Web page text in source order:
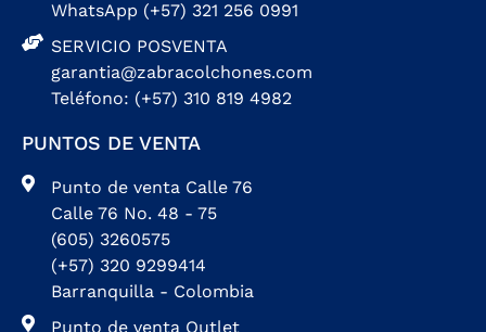
WhatsApp (+57) 321 256 0991
SERVICIO POSVENTA
garantia@zabracolchones.com
Teléfono: (+57) 310 819 4982
PUNTOS DE VENTA
Punto de venta Calle 76
Calle 76 No. 48 - 75
(605) 3260575
(+57) 320 9299414
Barranquilla - Colombia
Punto de venta Outlet